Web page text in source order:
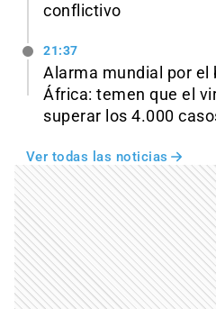
conflictivo
21:37
Alarma mundial por el
África: temen que el
superar los 4.000
Ver todas las noticias